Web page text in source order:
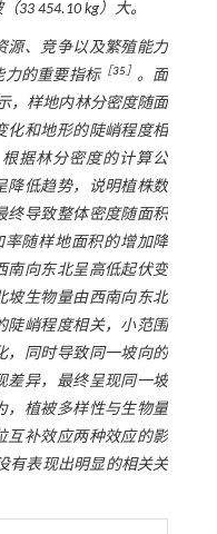
33 454.10 kg）大。
源、竞争以及繁殖能力
力的重要指标［35］ 。面
，样地内林分密度随面
化和地形的陡峭程度相
据林分密度的计算公
降低趋势，说明植株数
终导致整体密度随面积
随样地面积的增加降
南向东北呈高低起伏变
坡生物量由西南向东北
陡峭程度相关，小范围
，同时导致同一坡向的
差异，最终呈现同一坡
，植被多样性与生物量
互补效应两种效应的影
有表现出明显的相关关